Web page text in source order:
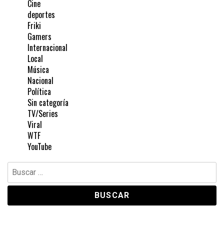
Cine
deportes
Friki
Gamers
Internacional
Local
Música
Nacional
Política
Sin categoría
TV/Series
Viral
WTF
YouTube
Buscar: